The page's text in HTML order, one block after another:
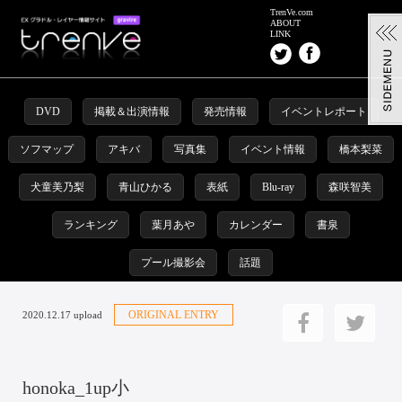
TrenVe.com
ABOUT
LINK
DVD 掲載＆出演情報 発売情報 イベントレポート
ソフマップ アキバ 写真集 イベント情報 橋本梨菜
犬童美乃梨 青山ひかる 表紙 Blu-ray 森咲智美
ランキング 葉月あや カレンダー 書泉
プール撮影会 話題
2020.12.17 upload ORIGINAL ENTRY
honoka_1up小